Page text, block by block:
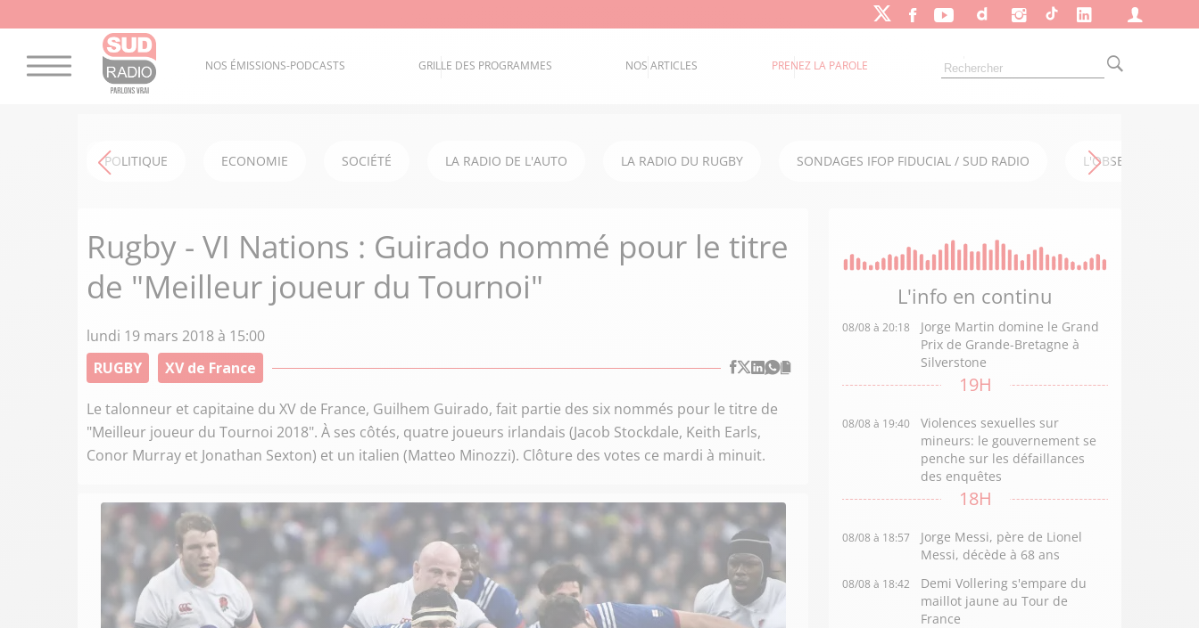
NOS ÉMISSIONS-PODCASTS GRILLE DES PROGRAMMES NOS ARTICLES PRENEZ LA PAROLE
POLITIQUE ECONOMIE SOCIÉTÉ LA RADIO DE L'AUTO LA RADIO DU RUGBY SONDAGES IFOP FIDUCIAL / SUD RADIO L'OBSERVATOIRE
Rugby - VI Nations : Guirado nommé pour le titre
de "Meilleur joueur du Tournoi"
lundi 19 mars 2018 à 15:00
RUGBY
XV de France
Le talonneur et capitaine du XV de France, Guilhem Guirado, fait partie des six nommés pour le titre de
"Meilleur joueur du Tournoi 2018". À ses côtés, quatre joueurs irlandais (Jacob Stockdale, Keith Earls,
Conor Murray et Jonathan Sexton) et un italien (Matteo Minozzi). Clôture des votes ce mardi à minuit.
L'info en continu
08/08 à 20:18
Jorge Martin domine le Grand
Prix de Grande-Bretagne à
Silverstone
19H
08/08 à 19:40
Violences sexuelles sur
mineurs: le gouvernement se
penche sur les défaillances
des enquêtes
18H
08/08 à 18:57
Jorge Messi, père de Lionel
Messi, décède à 68 ans
08/08 à 18:42
Demi Vollering s'empare du
maillot jaune au Tour de
France